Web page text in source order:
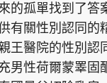
的孤單找到了答
有關性別認同
醫院的性別認
男性荷爾蒙睪固